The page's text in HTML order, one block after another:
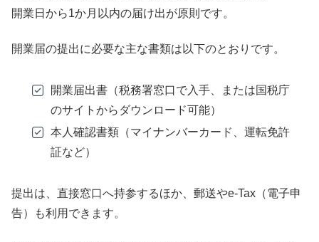
開業日から1か月以内の届け出が原則です。
開業届の提出に必要な主な書類は以下のとおりです。
開業届出書（税務署窓口で入手、または国税庁
のサイトからダウンロード可能）
本人確認書類（マイナンバーカード、運転免許
証など）
提出は、直接窓口へ持参するほか、郵送やe-Tax（電子申
告）も利用できます。